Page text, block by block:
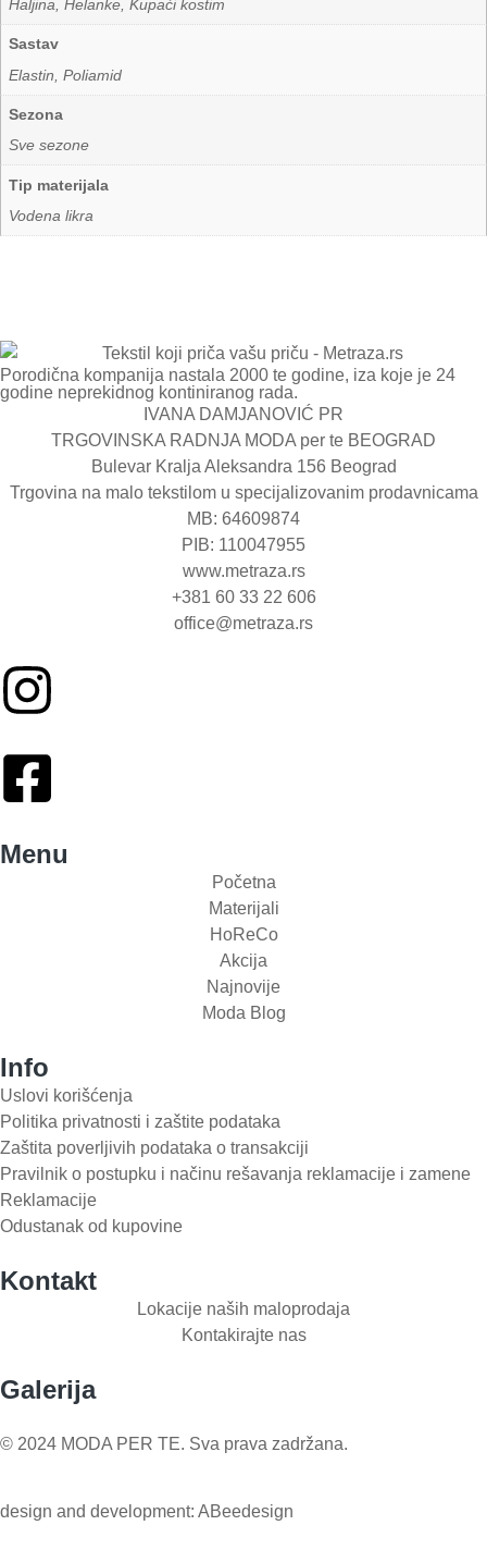
Haljina, Helanke, Kupaći kostim
Sastav
Elastin, Poliamid
Sezona
Sve sezone
Tip materijala
Vodena likra
Porodična kompanija nastala 2000 te godine, iza koje je 24
godine neprekidnog kontiniranog rada.
IVANA DAMJANOVIĆ PR
TRGOVINSKA RADNJA MODA per te BEOGRAD
Bulevar Kralja Aleksandra 156 Beograd
Trgovina na malo tekstilom u specijalizovanim prodavnicama
MB: 64609874
PIB: 110047955
www.metraza.rs
+381 60 33 22 606
office@metraza.rs
Menu
Početna
Materijali
HoReCo
Akcija
Najnovije
Moda Blog
Info
Uslovi korišćenja
Politika privatnosti i zaštite podataka
Zaštita poverljivih podataka o transakciji
Pravilnik o postupku i načinu rešavanja reklamacije i zamene
Reklamacije
Odustanak od kupovine
Kontakt
Lokacije naših maloprodaja
Kontakirajte nas
Galerija
© 2024 MODA PER TE. Sva prava zadržana.
design and development: ABeedesign